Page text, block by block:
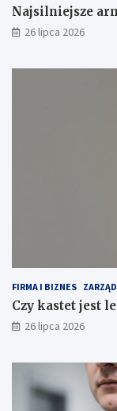
Najsilniejsze
26 lipca 2026
FIRMA I BIZNES
Czy kastet jest
26 lipca 2026